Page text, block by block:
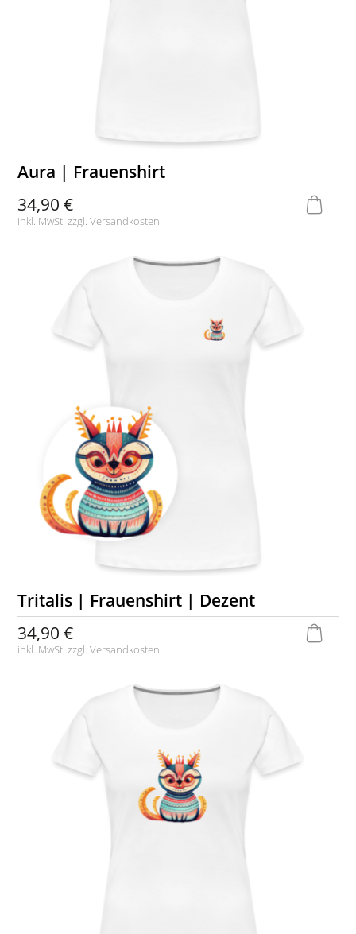
Aura | Frauenshirt
34,90 €
inkl. MwSt. zzgl.Versandkosten
Tritalis | Frauenshirt | Dezent
34,90 €
inkl. MwSt. zzgl.Versandkosten